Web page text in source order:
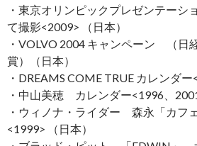
・東京オリンピックプレゼンテー
て撮影<2009> （日本）
・VOLVO 2004 キャンペーン （日
賞）（日本）
・DREAMS COME TRUE カレンダー
・中山美穂 カレンダー<1996、
・ウィノナ・ライダー 森永「カフ
<1999> （日本）